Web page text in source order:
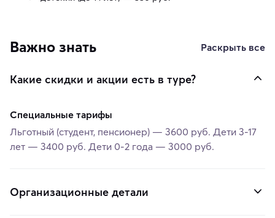
Важно знать Раскрыть все
Какие скидки и акции есть в туре?
Специальные тарифы
Льготный (студент, пенсионер) — 3600 руб. Дети 3-17
лет — 3400 руб. Дети 0-2 года — 3000 руб.
Организационные детали